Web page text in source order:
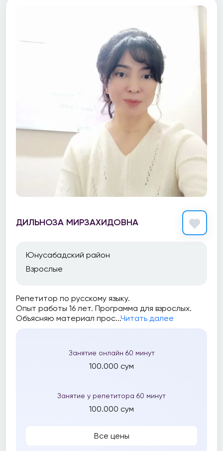
ДИЛЬНОЗА МИРЗАХИДОВНА
Юнусабадский район
Взрослые
Репетитор по русскому языку.
Опыт работы 16 лет. Программа для взрослых.
Объясняю материал прос...Читать далее
Занятие онлайн 60 минут
100.000 сум
Занятие у репетитора 60 минут
100.000 сум
Все цены